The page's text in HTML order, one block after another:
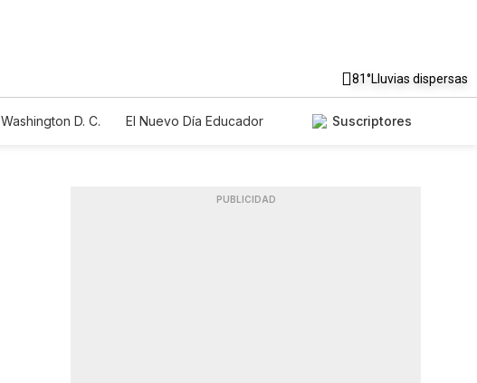
81°Lluvias dispersas
Washington D. C.
El Nuevo Día Educador
Suscriptores
PUBLICIDAD